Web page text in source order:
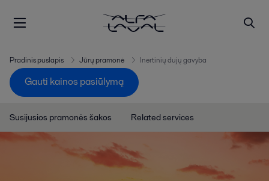
Pradinis puslapis Jūrų pramonė Inertinių dujų gavyba
Gauti kainos pasiūlymą
Susijusios pramonės šakos Related services